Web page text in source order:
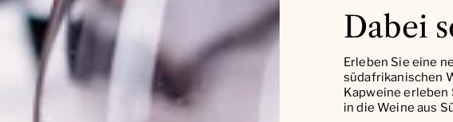
Dabei
Erleben Sie eine
südafrikanischen
Kapweine erleben
in die Weine aus